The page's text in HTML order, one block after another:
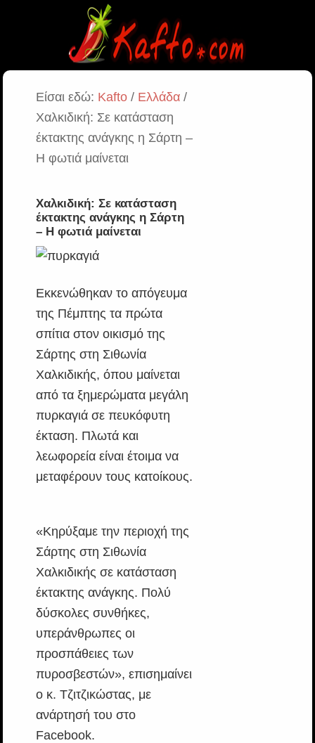
Είσαι εδώ: Kafto/ Ελλάδα/
Χαλκιδική: Σε κατάσταση
έκτακτης ανάγκης η Σάρτη –
Η φωτιά μαίνεται
Χαλκιδική: Σε κατάσταση
έκτακτης ανάγκης η Σάρτη
– Η φωτιά μαίνεται
Εκκενώθηκαν το απόγευμα
της Πέμπτης τα πρώτα
σπίτια στον οικισμό της
Σάρτης στη Σιθωνία
Χαλκιδικής, όπου μαίνεται
από τα ξημερώματα μεγάλη
πυρκαγιά σε πευκόφυτη
έκταση. Πλωτά και
λεωφορεία είναι έτοιμα να
μεταφέρουν τους κατοίκους.
«Κηρύξαμε την περιοχή της
Σάρτης στη Σιθωνία
Χαλκιδικής σε κατάσταση
έκτακτης ανάγκης. Πολύ
δύσκολες συνθήκες,
υπεράνθρωπες οι
προσπάθειες των
πυροσβεστών», επισημαίνει
ο κ. Τζιτζικώστας, με
ανάρτησή του στο
Facebook.